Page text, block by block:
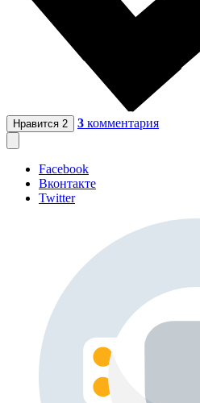
Нравится 2 3 комментария
Facebook
Вконтакте
Twitter